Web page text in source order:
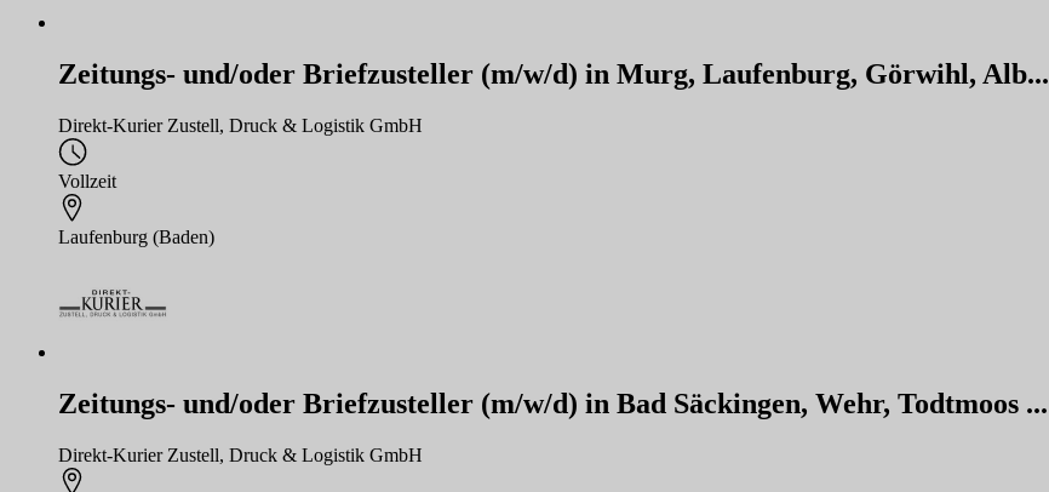
Zeitungs- und/oder Briefzusteller (m/w/d) in Murg, Laufenburg, Görwihl, Alb...
Direkt-Kurier Zustell, Druck & Logistik GmbH
Vollzeit
Laufenburg (Baden)
Zeitungs- und/oder Briefzusteller (m/w/d) in Bad Säckingen, Wehr, Todtmoos ...
Direkt-Kurier Zustell, Druck & Logistik GmbH